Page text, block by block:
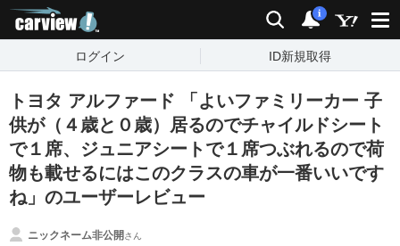
検索 通知
i
ログイン ID新規取得
トヨタ アルファード 「よいファミリーカー 子
供が（４歳と０歳）居るのでチャイルドシート
で１席、ジュニアシートで１席つぶれるので荷
物も載せるにはこのクラスの車が一番いいです
ね」のユーザーレビュー
ニックネーム非公開さん